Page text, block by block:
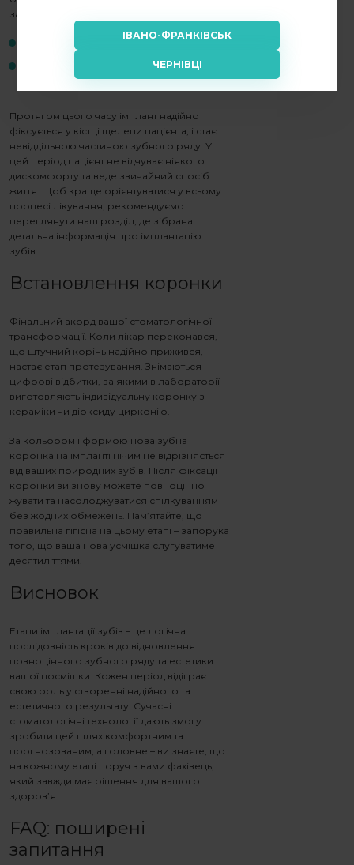
Головна Етапи імплантації зубів
займає:
4–6 місяців для верхньої щелепи (через
особливості структури кістки).
Протягом цього часу імплант надійно
фіксується у кістці щелепи пацієнта, і стає
невіддільною частиною зубного ряду. У
цей період пацієнт не відчуває ніякого
дискомфорту та веде звичайний спосіб
життя. Щоб краще орієнтуватися у всьому
процесі лікування, рекомендуємо
переглянути наш розділ, де зібрана
детальна інформація про імплантацію
зубів
Встановлення коронки
Фінальний акорд вашої стоматологічної
трансформації. Коли лікар переконався,
що штучний корінь надійно прижився,
настає етап протезування. Знімаються
цифрові відбитки, за якими в лабораторії
виготовляють індивідуальну коронку з
кераміки чи діоксиду цирконію.
За кольором і формою нова зубна
коронка на імпланті нічим не відрізняється
від ваших природних зубів. Після фіксації
коронки ви знову можете повноцінно
жувати та насолоджуватися спілкуванням
без жодних обмежень. Пам’ятайте, що
правильна гігієна на цьому етапі – запорука
того, що ваша нова усмішка слугуватиме
десятиліттями.
Висновок
Етапи імплантації зубів – це логічна
послідовність кроків до відновлення
повноцінного зубного ряду та естетики
вашої посмішки. Кожен період відіграє
свою роль у створенні надійного та
естетичного результату. Сучасні
стоматологічні технології дають змогу
зробити цей шлях комфортним та
прогнозованим, а головне – ви знаєте, що
на кожному етапі поруч з вами фахівець,
який завжди має рішення для вашого
здоров’я.
FAQ: поширені
запитання
ІВАНО-ФРАНКІВСЬК
ЧЕРНІВЦІ